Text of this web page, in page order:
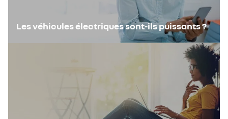
Les véhicules électriques sont-ils puissants ?